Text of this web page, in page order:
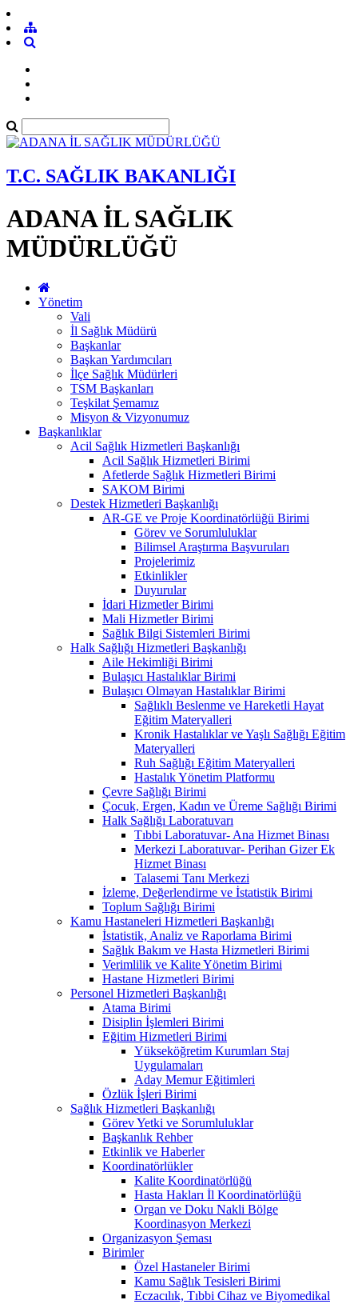
T.C. SAĞLIK BAKANLIĞI
ADANA İL SAĞLIK
MÜDÜRLÜĞÜ
Yönetim
Vali
İl Sağlık Müdürü
Başkanlar
Başkan Yardımcıları
İlçe Sağlık Müdürleri
TSM Başkanları
Teşkilat Şemamız
Misyon & Vizyonumuz
Başkanlıklar
Acil Sağlık Hizmetleri Başkanlığı
Acil Sağlık Hizmetleri Birimi
Afetlerde Sağlık Hizmetleri Birimi
SAKOM Birimi
Destek Hizmetleri Başkanlığı
AR-GE ve Proje Koordinatörlüğü Birimi
Görev ve Sorumluluklar
Bilimsel Araştırma Başvuruları
Projelerimiz
Etkinlikler
Duyurular
İdari Hizmetler Birimi
Mali Hizmetler Birimi
Sağlık Bilgi Sistemleri Birimi
Halk Sağlığı Hizmetleri Başkanlığı
Aile Hekimliği Birimi
Bulaşıcı Hastalıklar Birimi
Bulaşıcı Olmayan Hastalıklar Birimi
Sağlıklı Beslenme ve Hareketli Hayat
Eğitim Materyalleri
Kronik Hastalıklar ve Yaşlı Sağlığı Eğitim
Materyalleri
Ruh Sağlığı Eğitim Materyalleri
Hastalık Yönetim Platformu
Çevre Sağlığı Birimi
Çocuk, Ergen, Kadın ve Üreme Sağlığı Birimi
Halk Sağlığı Laboratuvarı
Tıbbi Laboratuvar- Ana Hizmet Binası
Merkezi Laboratuvar- Perihan Gizer Ek
Hizmet Binası
Talasemi Tanı Merkezi
İzleme, Değerlendirme ve İstatistik Birimi
Toplum Sağlığı Birimi
Kamu Hastaneleri Hizmetleri Başkanlığı
İstatistik, Analiz ve Raporlama Birimi
Sağlık Bakım ve Hasta Hizmetleri Birimi
Verimlilik ve Kalite Yönetim Birimi
Hastane Hizmetleri Birimi
Personel Hizmetleri Başkanlığı
Atama Birimi
Disiplin İşlemleri Birimi
Eğitim Hizmetleri Birimi
Yükseköğretim Kurumları Staj
Uygulamaları
Aday Memur Eğitimleri
Özlük İşleri Birimi
Sağlık Hizmetleri Başkanlığı
Görev Yetki ve Sorumluluklar
Başkanlık Rehber
Etkinlik ve Haberler
Koordinatörlükler
Kalite Koordinatörlüğü
Hasta Hakları İl Koordinatörlüğü
Organ ve Doku Nakli Bölge
Koordinasyon Merkezi
Organizasyon Şeması
Birimler
Özel Hastaneler Birimi
Kamu Sağlık Tesisleri Birimi
Eczacılık, Tıbbi Cihaz ve Biyomedikal